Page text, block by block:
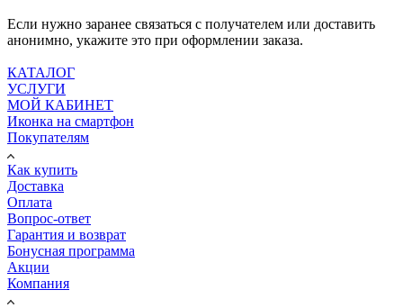
Если нужно заранее связаться с получателем или доставить
анонимно, укажите это при оформлении заказа.
КАТАЛОГ
УСЛУГИ
МОЙ КАБИНЕТ
Иконка на смартфон
Покупателям
Как купить
Доставка
Оплата
Вопрос-ответ
Гарантия и возврат
Бонусная программа
Акции
Компания